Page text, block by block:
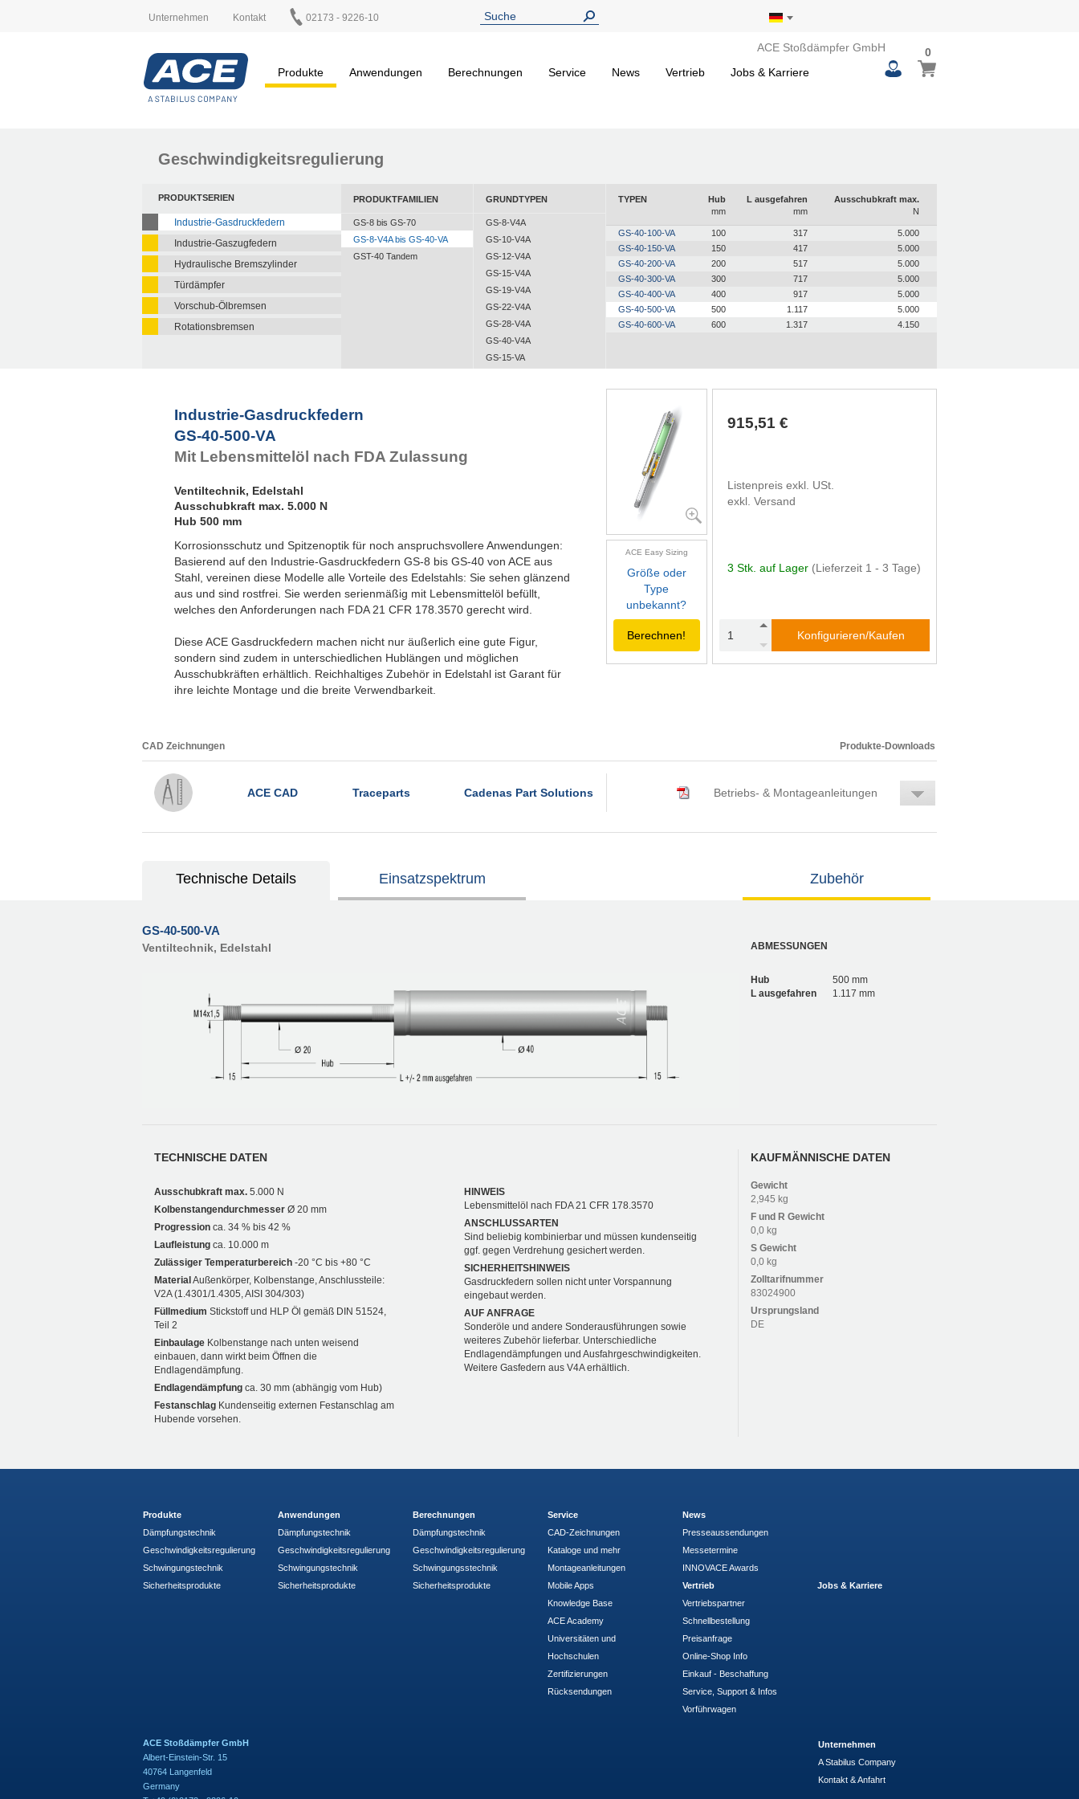
Unternehmen Kontakt 02173 - 9226-10
ACE Stoßdämpfer GmbH
Produkte
Anwendungen Berechnungen Service News Vertrieb Jobs & Karriere
Mein Warenkorb
00
items
Geschwindigkeitsregulierung
PRODUKTSERIEN
Industrie-Gasdruckfedern
Industrie-Gaszugfedern
Hydraulische Bremszylinder
Türdämpfer
Vorschub-Ölbremsen
Rotationsbremsen
PRODUKTFAMILIEN
GS-8 bis GS-70
GS-8-V4A bis GS-40-VA
GST-40 Tandem
GRUNDTYPEN
GS-8-V4A
GS-10-V4A
GS-12-V4A
GS-15-V4A
GS-19-V4A
GS-22-V4A
GS-28-V4A
GS-40-V4A
GS-15-VA
TYPEN
Hub
mm
L ausgefahren
mm
Ausschubkraft max.
N
GS-40-100-VA 100 317
5.000
GS-40-150-VA
150 417
5.000
GS-40-200-VA
200 517
5.000
GS-40-300-VA
300 717
5.000
GS-40-400-VA
400 917
5.000
GS-40-500-VA
500 1.117
5.000
GS-40-600-VA
600 1.317 4.150
Industrie-Gasdruckfedern
GS-40-500-VA
Mit Lebensmittelöl nach FDA Zulassung
Ventiltechnik, Edelstahl
Ausschubkraft max. 5.000 N
Hub 500 mm
Korrosionsschutz und Spitzenoptik für noch anspruchsvollere Anwendungen:
Basierend auf den Industrie-Gasdruckfedern GS-8 bis GS-40 von ACE aus
Stahl, vereinen diese Modelle alle Vorteile des Edelstahls: Sie sehen glänzend
aus und sind rostfrei. Sie werden serienmäßig mit Lebensmittelöl befüllt,
welches den Anforderungen nach FDA 21 CFR 178.3570 gerecht wird.
Diese ACE Gasdruckfedern machen nicht nur äußerlich eine gute Figur,
sondern sind zudem in unterschiedlichen Hublängen und möglichen
Ausschubkräften erhältlich. Reichhaltiges Zubehör in Edelstahl ist Garant für
ihre leichte Montage und die breite Verwendbarkeit.
ACE Easy Sizing
Größe oder
Type
unbekannt?
Berechnen!
915,51 €
Listenpreis exkl. USt.
exkl. Versand
3 Stk. auf Lager (Lieferzeit 1 - 3 Tage)
Konfigurieren/Kaufen
CAD Zeichnungen Produkte-Downloads
ACE CAD Traceparts Cadenas Part Solutions Betriebs- & Montageanleitungen
Technische Details Einsatzspektrum Zubehör
GS-40-500-VA
Ventiltechnik, Edelstahl ABMESSUNGEN
Hub
500 mm
L ausgefahren
1.117 mm
TECHNISCHE DATEN
Ausschubkraft max. 5.000 N
Kolbenstangendurchmesser Ø 20 mm
Progression ca. 34 % bis 42 %
Laufleistung ca. 10.000 m
Zulässiger Temperaturbereich -20 °C bis +80 °C
MaterialAußenkörper, Kolbenstange, Anschlussteile:
V2A (1.4301/1.4305, AISI 304/303)
Füllmedium Stickstoff und HLP Öl gemäß DIN 51524,
Teil 2
Einbaulage Kolbenstange nach unten weisend
einbauen, dann wirkt beim Öffnen die
Endlagendämpfung.
Endlagendämpfung ca. 30 mm (abhängig vom Hub)
Festanschlag Kundenseitig externen Festanschlag am
Hubende vorsehen.
HINWEIS
Lebensmittelöl nach FDA 21 CFR 178.3570
ANSCHLUSSARTEN
Sind beliebig kombinierbar und müssen kundenseitig
ggf. gegen Verdrehung gesichert werden.
SICHERHEITSHINWEIS
Gasdruckfedern sollen nicht unter Vorspannung
eingebaut werden.
AUF ANFRAGE
Sonderöle und andere Sonderausführungen sowie
weiteres Zubehör lieferbar. Unterschiedliche
Endlagendämpfungen und Ausfahrgeschwindigkeiten.
Weitere Gasfedern aus V4A erhältlich.
KAUFMÄNNISCHE DATEN
Gewicht
2,945 kg
F und R Gewicht
0,0 kg
S Gewicht
0,0 kg
Zolltarifnummer
83024900
Ursprungsland
DE
Produkte
Dämpfungstechnik
Geschwindigkeitsregulierung
Schwingungstechnik
Sicherheitsprodukte
Anwendungen
Dämpfungstechnik
Geschwindigkeitsregulierung
Schwingungstechnik
Sicherheitsprodukte
Berechnungen
Dämpfungstechnik
Geschwindigkeitsregulierung
Schwingungsstechnik
Sicherheitsprodukte
Service
CAD-Zeichnungen
Kataloge und mehr
Montageanleitungen
Mobile Apps
Knowledge Base
ACE Academy
Universitäten und
Hochschulen
Zertifizierungen
Rücksendungen
News
Presseaussendungen
Messetermine
INNOVACE Awards
Vertrieb
Vertriebspartner
Schnellbestellung
Preisanfrage
Online-Shop Info
Einkauf - Beschaffung
Service, Support & Infos
Vorführwagen
Jobs & Karriere
ACE Stoßdämpfer GmbH
Albert-Einstein-Str. 15
40764 Langenfeld
Germany
Unternehmen
A Stabilus Company
Kontakt & Anfahrt